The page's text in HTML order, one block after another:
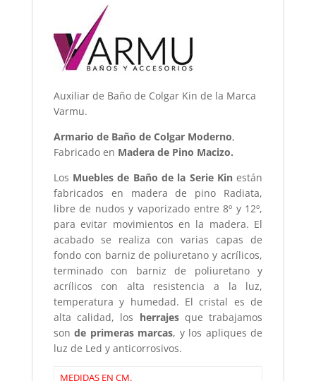
Auxiliar de Baño de Colgar Kin de la Marca
Varmu.
Armario de Baño de Colgar Moderno,
Fabricado en Madera de Pino Macizo.
Los Muebles de Baño de la Serie Kinestán
fabricados en madera de pino Radiata,
libre de nudos y vaporizado entre 8º y 12º,
para evitar movimientos en la madera. El
acabado se realiza con varias capas de
fondo con barniz de poliuretano y acrílicos,
terminado con barniz de poliuretano y
acrílicos con alta resistencia a la luz,
temperatura y humedad. El cristal es de
alta calidad, los herrajesque trabajamos
sonde primeras marcas, y los apliques de
luz de Led y anticorrosivos.
MEDIDAS EN CM.